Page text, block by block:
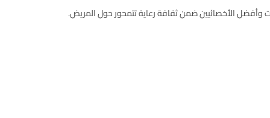
وأﻓﻀﻞ اﻷﺧﺼﺎﺋﻴﻴﻦ ﺿﻤﻦ ﺛﻘﺎﻓﺔ رﻋﺎﻳﺔ ﺗﺘﻤﺤﻮر ﺣﻮل اﻟﻤﺮﻳﺾ.